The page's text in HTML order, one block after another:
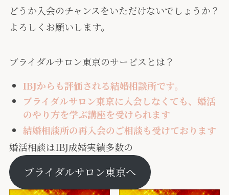
どうか入会のチャンスをいただけないでしょうか？
よろしくお願いします。
ブライダルサロン東京のサービスとは？
IBJからも評価される結婚相談所です。
ブライダルサロン東京に入会しなくても、婚活
のやり方を学ぶ講座を受けられます
結婚相談所の再入会のご相談も受けております
婚活相談はIBJ成婚実績多数の
ブライダルサロン東京へ